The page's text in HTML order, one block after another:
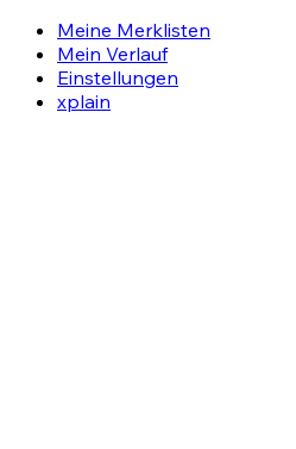
Meine Merklisten
Mein Verlauf
Einstellungen
xplain